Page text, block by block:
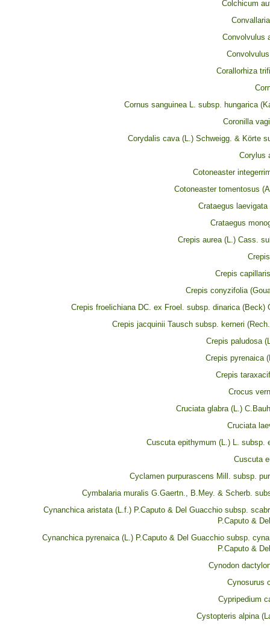
Colchicum
Convolvulus
Corallorhiza
Cornus sanguinea L. subsp. hungarica
Coronilla
Corydalis cava (L.) Schweigg. & Körte
Corylus
Cotoneaster
Cotoneaster tomentosus
Crataegus laevigata
Crataegus
Crepis aurea (L.) Cass.
Crepis
Crepis conyzifolia
Crepis froelichiana DC. ex Froel. subsp. dinarica (Beck)
Crepis jacquinii Tausch subsp. kerneri
Crepis paludosa
Crepis pyrenaica
Crepis
Crocus
Cruciata glabra (L.)
Cruciata
Cuscuta epithymum (L.) L. subsp.
Cuscuta
Cyclamen purpurascens Mill. subsp.
Cymbalaria muralis G.Gaertn., B.Mey. & Scherb.
Cynanchica aristata (L.f.) P.Caputo & Del Guacchio subsp.
P.Caputo &
Cynanchica pyrenaica (L.) P.Caputo & Del Guacchio subsp.
P.Caputo &
Cynodon
Cynosurus
Cypripedium
Cystopteris alpina